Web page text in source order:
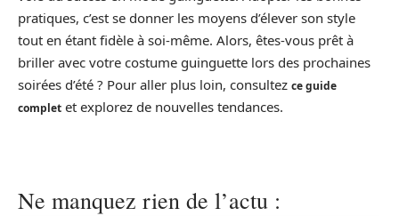
pratiques, c’est se donner les moyens d’élever son style
tout en étant fidèle à soi-même. Alors, êtes-vous prêt à
briller avec votre costume guinguette lors des prochaines
soirées d’été ? Pour aller plus loin, consultez ce guide
complet et explorez de nouvelles tendances.
Ne manquez rien de l’actu :